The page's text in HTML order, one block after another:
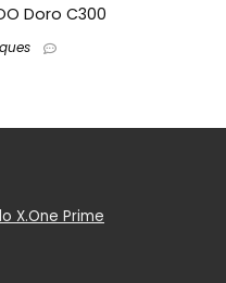
Doro C300
X.One Prime